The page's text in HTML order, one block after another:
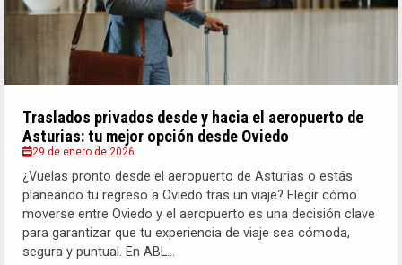
Traslados privados desde y hacia el aeropuerto de
Asturias: tu mejor opción desde Oviedo
29 de enero de 2026
¿Vuelas pronto desde el aeropuerto de Asturias o estás
planeando tu regreso a Oviedo tras un viaje? Elegir cómo
moverse entre Oviedo y el aeropuerto es una decisión clave
para garantizar que tu experiencia de viaje sea cómoda,
segura y puntual. En ABL...